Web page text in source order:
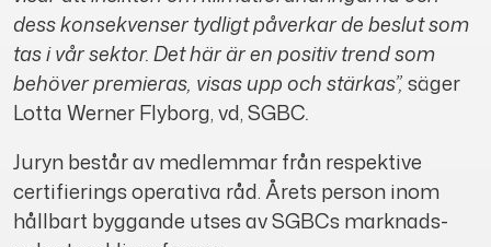
dess konsekvenser tydligt påverkar de beslut som
tas i vår sektor. Det här är en positiv trend som
behöver premieras, visas upp och stärkas”,säger
Lotta Werner Flyborg, vd, SGBC.
Juryn består av medlemmar från respektive
certifierings operativa råd. Årets person inom
hållbart byggande utses av SGBCs marknads-